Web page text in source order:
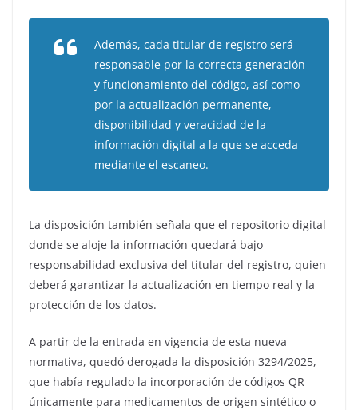
Además, cada titular de registro será
responsable por la correcta generación
y funcionamiento del código, así como
por la actualización permanente,
disponibilidad y veracidad de la
información digital a la que se acceda
mediante el escaneo.
La disposición también señala que el repositorio digital
donde se aloje la información quedará bajo
responsabilidad exclusiva del titular del registro, quien
deberá garantizar la actualización en tiempo real y la
protección de los datos.
A partir de la entrada en vigencia de esta nueva
normativa, quedó derogada la disposición 3294/2025,
que había regulado la incorporación de códigos QR
únicamente para medicamentos de origen sintético o